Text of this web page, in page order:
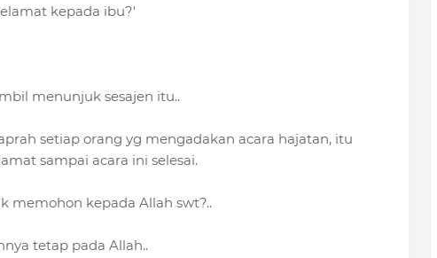
kepada ibu?'
menunjuk sesajen itu..
setiap orang yg mengadakan acara hajatan, itu
sampai acara ini selesai.
memohon kepada Allah swt?..
tetap pada Allah..